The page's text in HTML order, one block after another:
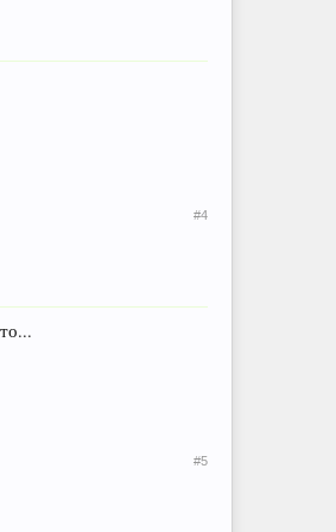
#4
#5